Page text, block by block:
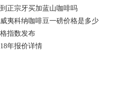
正宗牙买加蓝山咖啡吗
夷科纳咖啡豆一磅价格是多少
指数发布
年报价详情